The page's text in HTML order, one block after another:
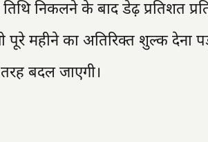
निकलने के बाद डेढ़ प्रतिशत
पूरे महीने का अतिरिक्त शुल्क देना
बदल जाएगी।